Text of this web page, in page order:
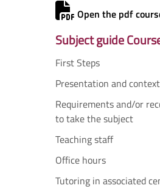
Open the pdf
Subject guide
First Steps
Presentation and
Requirements and/or
to take the subject
Teaching staff
Office hours
Tutoring in associated